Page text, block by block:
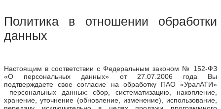
Политика в отношении обработки
данных
Настоящим в соответствии с Федеральным законом № 152-ФЗ
«О персональных данных» от 27.07.2006 года Вы
подтверждаете свое согласие на обработку ПАО «УралАТИ»
персональных данных: сбор, систематизацию, накопление,
хранение, уточнение (обновление, изменение), использование,